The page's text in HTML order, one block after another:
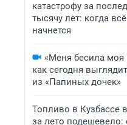
катастрофу за
тысячу лет: когда всё
начнется
«Меня бесила моя
как сегодня
из «Папиных дочек»
Топливо в Кузбассе
за лето подешевело: